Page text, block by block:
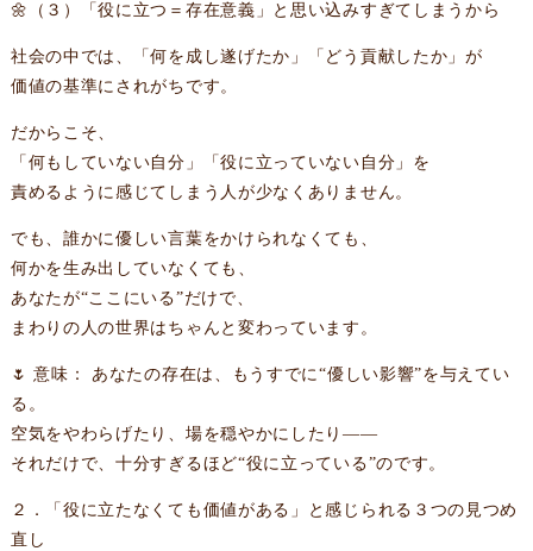
🌼（３）「役に立つ＝存在意義」と思い込みすぎてしまうから
社会の中では、「何を成し遂げたか」「どう貢献したか」が
価値の基準にされがちです。
だからこそ、
「何もしていない自分」「役に立っていない自分」を
責めるように感じてしまう人が少なくありません。
でも、誰かに優しい言葉をかけられなくても、
何かを生み出していなくても、
あなたが“ここにいる”だけで、
まわりの人の世界はちゃんと変わっています。
🌷 意味： あなたの存在は、もうすでに“優しい影響”を与えてい
る。
空気をやわらげたり、場を穏やかにしたり——
それだけで、十分すぎるほど“役に立っている”のです。
２．「役に立たなくても価値がある」と感じられる３つの見つめ
直し